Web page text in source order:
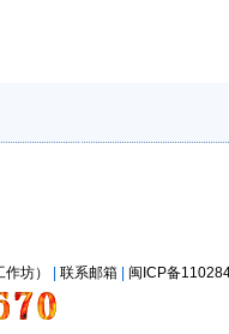
坊） |联系邮箱 |闽ICP备